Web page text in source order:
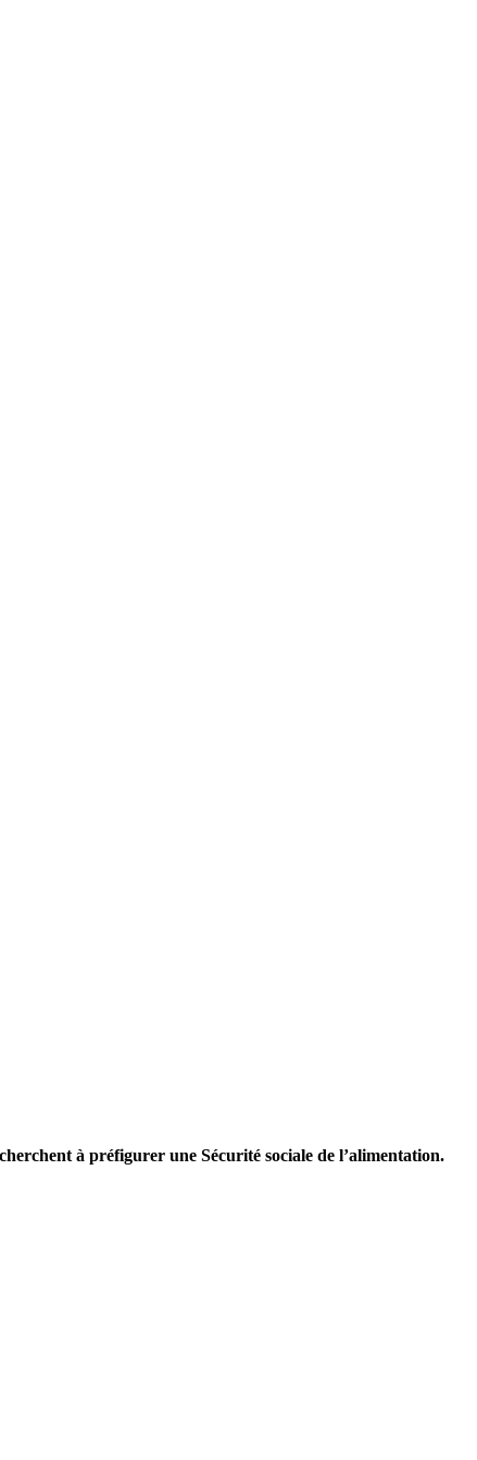
à préfigurer une Sécurité sociale de l’alimentation.